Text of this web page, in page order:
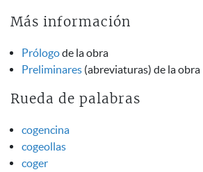
Más información
Prólogode la obra
Preliminares (abreviaturas) de la obra
Rueda de palabras
cogencina
cogeollas
coger